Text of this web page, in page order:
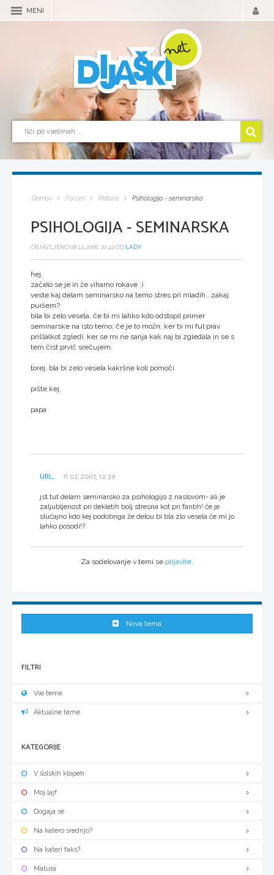
MENI
Domov Forum Matura Psihologija - seminarska
PSIHOLOGIJA - SEMINARSKA
OBJAVLJENO 08.12.2006, 20:42 OD LADY
hej,
začelo se je in že vihamo rokave :)
veste kaj delam seminarsko na temo stres pri mladih...zakaj
puišem?
bila bi zelo vesela, če bi mi lahko kdo odstopil primer
seminarske na isto temo, če je to možn, ker bi mi ful prav
prišla(kot zgled), ker se mi ne sanja kak naj bi zgledala in se s
tem čist prvič srečujem.
torej, bla bi zelo vesela kakršne koli pomoči
pište kej,
papa
URI_ 11.02.2007, 12:39
jst tut delam seminarsko za psihologijo z naslovom- ali je
zaljubljenost pri dekletih bolj stresna kot pri fantih! če je
slučajno kdo kej podobnga že delou bi bla zlo vesela če mi jo
lahko posodi!?
Za sodelovanje v temi se prijavite
Nova tema
FILTRI
Vse teme
Aktualne teme
KATEGORIJE
V šolskih klopeh
Moj lajf
Dogaja se
Na katero srednjo?
Na kateri faks?
Matura